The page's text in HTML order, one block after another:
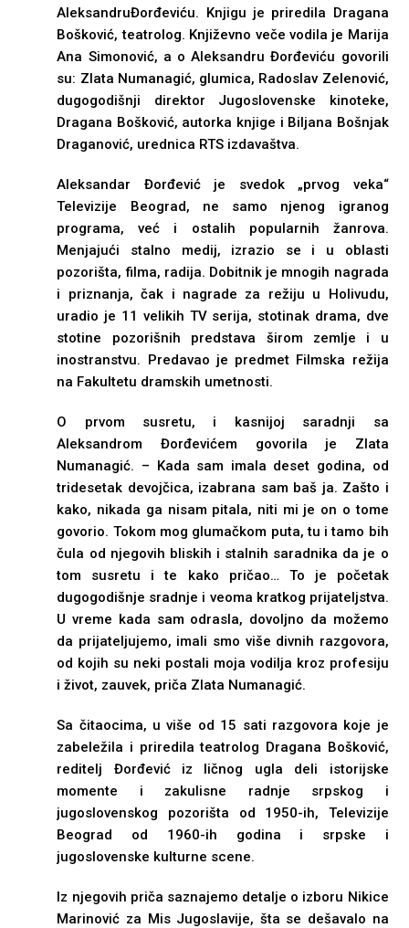
AleksandruĐorđeviću. Knjigu je priredila Dragana
Bošković, teatrolog. Književno veče vodila je Marija
Ana Simonović, a o Aleksandru Đorđeviću govorili
su: Zlata Numanagić, glumica, Radoslav Zelenović,
dugogodišnji direktor Jugoslovenske kinoteke,
Dragana Bošković, autorka knjige i Biljana Bošnjak
Draganović, urednica RTS izdavaštva.
Aleksandar Đorđević je svedok „prvog veka“
Televizije Beograd, ne samo njenog igranog
programa, već i ostalih popularnih žanrova.
Menjajući stalno medij, izrazio se i u oblasti
pozorišta, filma, radija. Dobitnik je mnogih nagrada
i priznanja, čak i nagrade za režiju u Holivudu,
uradio je 11 velikih TV serija, stotinak drama, dve
stotine pozorišnih predstava širom zemlje i u
inostranstvu. Predavao je predmet Filmska režija
na Fakultetu dramskih umetnosti.
O prvom susretu, i kasnijoj saradnji sa
Aleksandrom Đorđevićem govorila je Zlata
Numanagić. – Kada sam imala deset godina, od
tridesetak devojčica, izabrana sam baš ja. Zašto i
kako, nikada ga nisam pitala, niti mi je on o tome
govorio. Tokom mog glumačkom puta, tu i tamo bih
čula od njegovih bliskih i stalnih saradnika da je o
tom susretu i te kako pričao… To je početak
dugogodišnje sradnje i veoma kratkog prijateljstva.
U vreme kada sam odrasla, dovoljno da možemo
da prijateljujemo, imali smo više divnih razgovora,
od kojih su neki postali moja vodilja kroz profesiju
i život, zauvek, priča Zlata Numanagić.
Sa čitaocima, u više od 15 sati razgovora koje je
zabeležila i priredila teatrolog Dragana Bošković,
reditelj Đorđević iz ličnog ugla deli istorijske
momente i zakulisne radnje srpskog i
jugoslovenskog pozorišta od 1950-ih, Televizije
Beograd od 1960-ih godina i srpske i
jugoslovenske kulturne scene.
Iz njegovih priča saznajemo detalje o izboru Nikice
Marinović za Mis Jugoslavije, šta se dešavalo na